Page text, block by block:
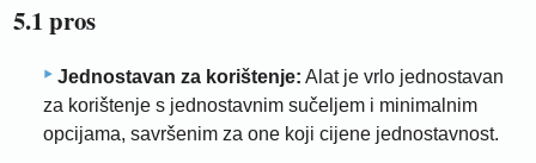
5.1 pros
Jednostavan za korištenje: Alat je vrlo jednostavan
za korištenje s jednostavnim sučeljem i minimalnim
opcijama, savršenim za one koji cijene jednostavnost.